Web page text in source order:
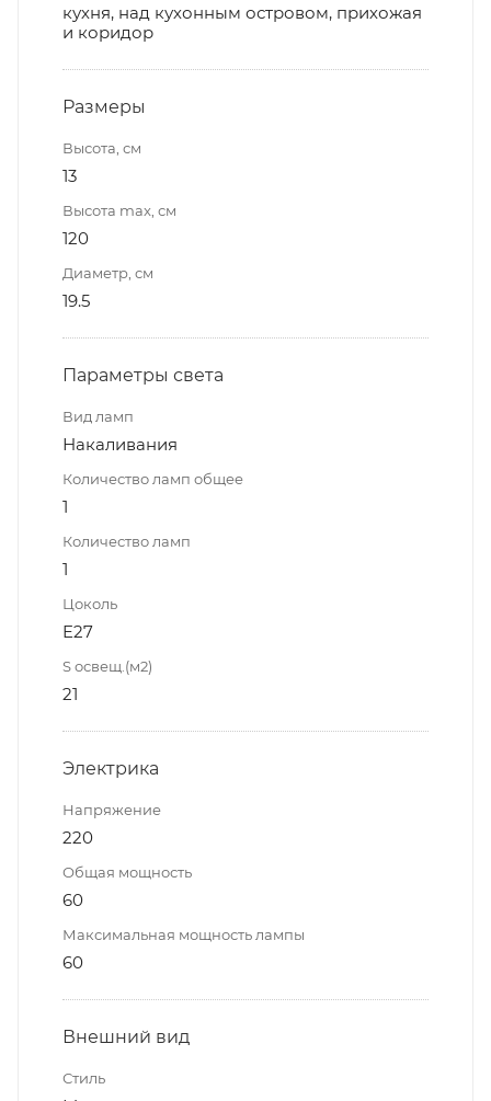
кухня, над кухонным островом, прихожая
и коридор
Размеры
Высота, см
13
Высота max, см
120
Диаметр, см
19.5
Параметры света
Вид ламп
Накаливания
Количество ламп общее
1
Количество ламп
1
Цоколь
E27
S освещ.(м2)
21
Электрика
Напряжение
220
Общая мощность
60
Максимальная мощность лампы
60
Внешний вид
Стиль